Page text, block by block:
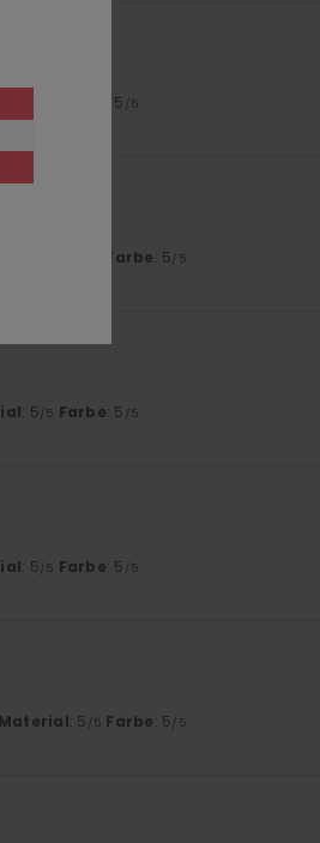
: 5 /5
Farbe: 5/5
: 5/5 Farbe: 5 /5
: 5/5 Farbe: 5 /5
Material: 5 /5 Farbe: 5/5